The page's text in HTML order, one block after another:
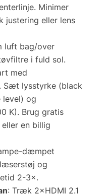
Minimer
justering eller lens
luft bag/over
i fuld sol.
med
Sæt lysstyrke (black
level) og
K). Brug gratis
en billig
dæmpet
og
2-3×.
: Træk 2×HDMI 2.1